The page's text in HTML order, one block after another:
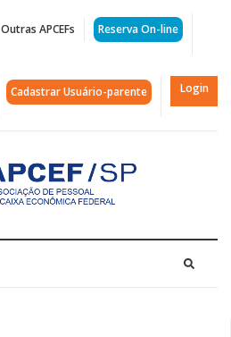
Outras APCEFs Reserva On-line
Cadastrar Usuário-parente Login